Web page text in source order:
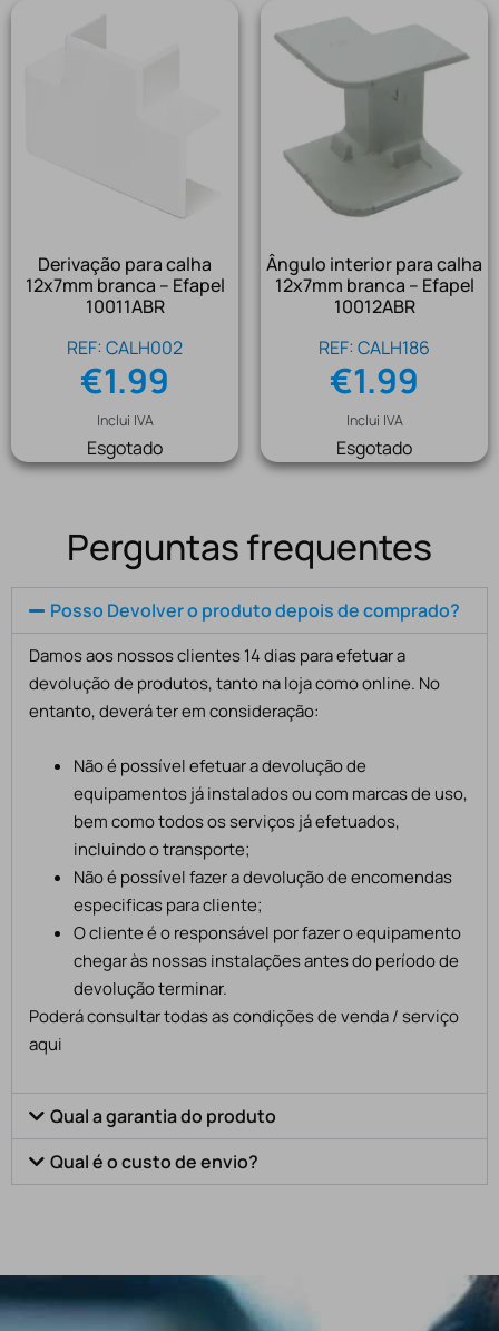
Derivação para calha
12x7mm branca – Efapel
10011ABR
REF: CALH002
€1.99
Inclui IVA
Esgotado
Ângulo interior para calha
12x7mm branca – Efapel
10012ABR
REF: CALH186
€1.99
Inclui IVA
Esgotado
Perguntas frequentes
Posso Devolver o produto depois de comprado?
Damos aos nossos clientes 14 dias para efetuar a
devolução de produtos, tanto na loja como online. No
entanto, deverá ter em consideração:
Não é possível efetuar a devolução de
equipamentos já instalados ou com marcas de uso,
bem como todos os serviços já efetuados,
incluindo o transporte;
Não é possível fazer a devolução de encomendas
especificas para cliente;
O cliente é o responsável por fazer o equipamento
chegar às nossas instalações antes do período de
devolução terminar.
Poderá consultar todas as condições de venda / serviço
aqui
Qual a garantia do produto
Qual é o custo de envio?